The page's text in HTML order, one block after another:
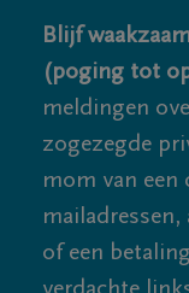
Blijf
(poging tot
meldingen
zogezegde
mom van een
mailadressen,
of een